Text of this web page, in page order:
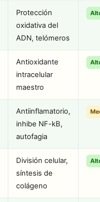
Protección
oxidativa del
ADN, telómeros
Antioxidante
intracelular
maestro
Antiinflamatorio,
inhibe NF-kB,
autofagia
División celular,
síntesis de
colágeno